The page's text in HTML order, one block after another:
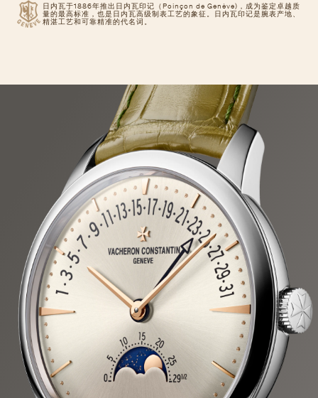
日内瓦于1886年推出日内瓦印记（Poinçon de Genève)，成为鉴定卓越质
量的最高标准，也是日内瓦高级制表工艺的象征。日内瓦印记是腕表产地、
精湛工艺和可靠精准的代名词。